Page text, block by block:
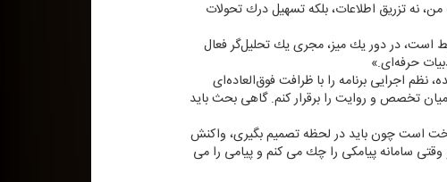
نه تزریق اطلاعات، بلكه تسهیل درك تحولات
است، در دور یك میز، مجری یك تحلیل‌گر فعال
حرفه‌ای.»
نظم اجرایی برنامه را با ظرافت فوق‌العاده‌ای
تخصص و روایت را برقرار كنم. گاهی بحث باید
است چون باید در لحظه تصمیم بگیری، واكنش
سامانه پیامكی را چك می كنم و پیامی را می